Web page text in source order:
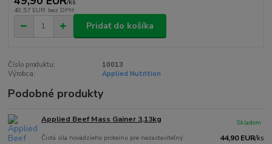
/ks
40,57 EUR bez DPH
Pridať do košíka
Číslo produktu:
10013
Výrobca:
Applied Nutrition
Podobné produkty
Applied Beef Mass Gainer 3,13kg
Čistá sila hovädzieho proteínu pre nezastaviteľný
44,90 EUR/ks
Skladom